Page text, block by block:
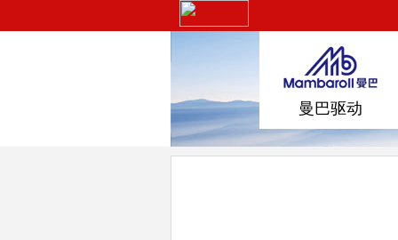
曼巴驱动